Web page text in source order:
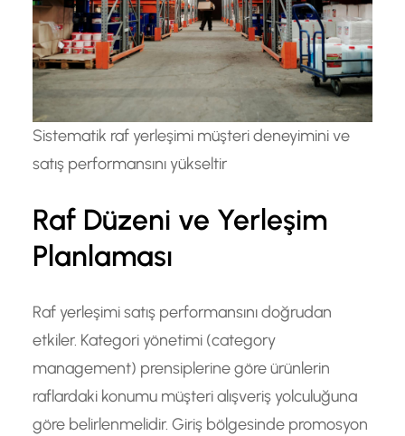
Sistematik raf yerleşimi müşteri deneyimini ve
satış performansını yükseltir
Raf Düzeni ve Yerleşim
Planlaması
Raf yerleşimi satış performansını doğrudan
etkiler. Kategori yönetimi (category
management) prensiplerine göre ürünlerin
raflardaki konumu müşteri alışveriş yolculuğuna
göre belirlenmelidir. Giriş bölgesinde promosyon